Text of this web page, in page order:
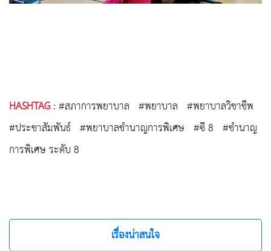
HASHTAG:#สภาการพยาบาล #พยาบาล #พยาบาลวิชาชีพ
#ประชาสัมพันธ์ #พยาบาลชำนาญการพิเศษ #ซี 8 #ชำนาญ
การพิเศษ ระดับ 8
เรื่องน่าสนใจ